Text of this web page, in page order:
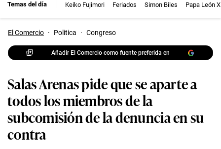
Temas del día Keiko Fujimori Feriados Simon Biles Papa León
El Comercio · Politica · Congreso
Añadir El Comercio como fuente preferida en
Salas Arenas pide que se aparte a
todos los miembros de la
subcomisión de la denuncia en su
contra